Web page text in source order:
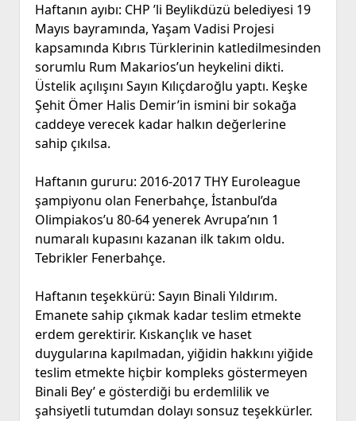
Haftanın ayıbı: CHP ’li Beylikdüzü belediyesi 19
Mayıs bayramında, Yaşam Vadisi Projesi
kapsamında Kıbrıs Türklerinin katledilmesinden
sorumlu Rum Makarios’un heykelini dikti.
Üstelik açılışını Sayın Kılıçdaroğlu yaptı. Keşke
Şehit Ömer Halis Demir’in ismini bir sokağa
caddeye verecek kadar halkın değerlerine
sahip çıkılsa.
Haftanın gururu: 2016-2017 THY Euroleague
şampiyonu olan Fenerbahçe, İstanbul’da
Olimpiakos’u 80-64 yenerek Avrupa’nın 1
numaralı kupasını kazanan ilk takım oldu.
Tebrikler Fenerbahçe.
Haftanın teşekkürü: Sayın Binali Yıldırım.
Emanete sahip çıkmak kadar teslim etmekte
erdem gerektirir. Kıskançlık ve haset
duygularına kapılmadan, yiğidin hakkını yiğide
teslim etmekte hiçbir kompleks göstermeyen
Binali Bey’ e gösterdiği bu erdemlilik ve
şahsiyetli tutumdan dolayı sonsuz teşekkürler.